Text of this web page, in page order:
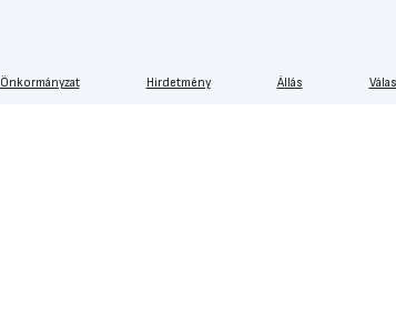
Önkormányzat Hirdetmény Állás